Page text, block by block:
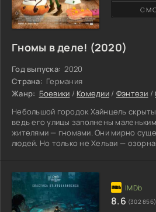
Гномы в деле! (2020)
Год выпуска: 2020
Страна: Германия
Жанр: Боевики / Комедии / Фэнтези /
Небольшой городок Хайнцель
ведь его улицы заполнены
жителями — гномами. Они мирно
людей. Но только не Хельви —
столетиями пытается найти
действительно полезной. Каждый
ремеслу, чтобы помогать сородичам,
всех. Так трое сказочных жителей
оказались в
8.6 (302 856)